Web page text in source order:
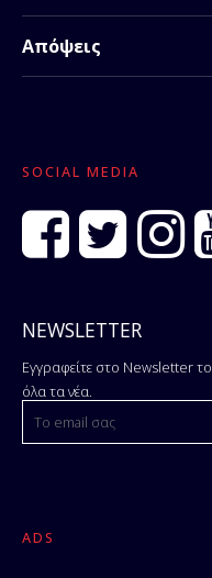
Απόψεις
SOCIAL MEDIA
NEWSLETTER
Εγγραφείτε στο Newsletter
όλα τα νέα.
ADS